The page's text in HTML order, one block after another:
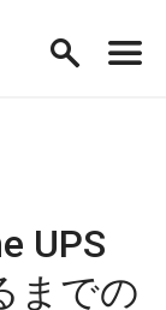
UPS
までの